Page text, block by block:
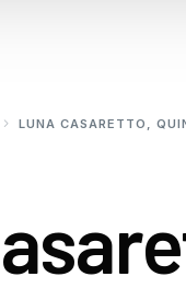
LUNA CASARETTO,